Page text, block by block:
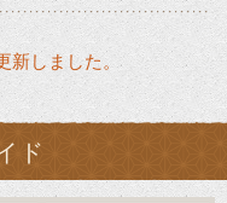
新しました。
ド